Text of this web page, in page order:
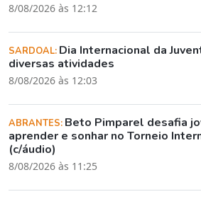
8/08/2026 às 12:12
SARDOAL: Dia Internacional da
diversas atividades
8/08/2026 às 12:03
ABRANTES: Beto Pimparel desafia
aprender e sonhar no Torneio
(c/áudio)
8/08/2026 às 11:25